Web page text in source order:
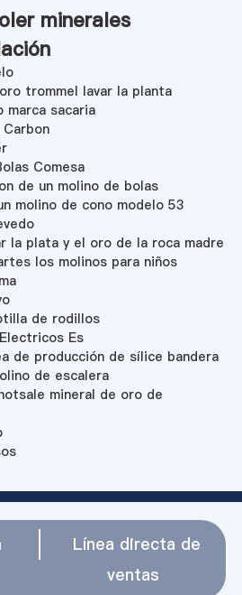
minerales
trommel lavar la planta
marca sacaria
Comesa
de un molino de bolas
molino de cono modelo 53
la plata y el oro de la roca madre
los molinos para niños
de rodillos
Es
de producción de sílice bandera
de escalera
mineral de oro de
Línea directa de
ventas